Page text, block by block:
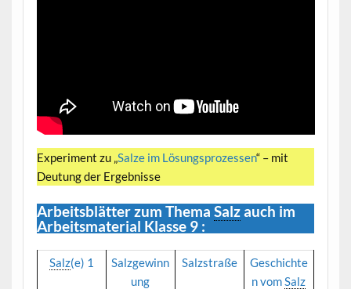
Experiment zu „Salze im Lösungsprozessen“ – mit
Deutung der Ergebnisse
Arbeitsblätter zum Thema Salzauch im
Arbeitsmaterial Klasse 9 :
Salz(e) 1
Salzgewinn
ung
Salzstraße
Geschichte
n vomSalz